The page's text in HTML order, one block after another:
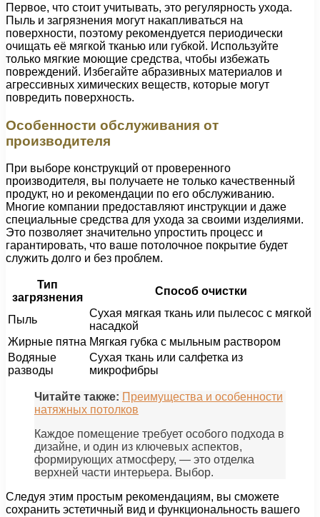
Первое, что стоит учитывать, это регулярность ухода.
Пыль и загрязнения могут накапливаться на
поверхности, поэтому рекомендуется периодически
очищать её мягкой тканью или губкой. Используйте
только мягкие моющие средства, чтобы избежать
повреждений. Избегайте абразивных материалов и
агрессивных химических веществ, которые могут
повредить поверхность.
Особенности обслуживания от
производителя
При выборе конструкций от проверенного
производителя, вы получаете не только качественный
продукт, но и рекомендации по его обслуживанию.
Многие компании предоставляют инструкции и даже
специальные средства для ухода за своими изделиями.
Это позволяет значительно упростить процесс и
гарантировать, что ваше потолочное покрытие будет
служить долго и без проблем.
Тип
загрязнения
Способ очистки
Пыль
Сухая мягкая ткань или пылесос с мягкой
насадкой
Жирные пятна Мягкая губка с мыльным раствором
Водяные
разводы
Сухая ткань или салфетка из
микрофибры
Читайте также: Преимущества и особенности
натяжных потолков
Каждое помещение требует особого подхода в
дизайне, и один из ключевых аспектов,
формирующих атмосферу, — это отделка
верхней части интерьера. Выбор.
Следуя этим простым рекомендациям, вы сможете
сохранить эстетичный вид и функциональность вашего